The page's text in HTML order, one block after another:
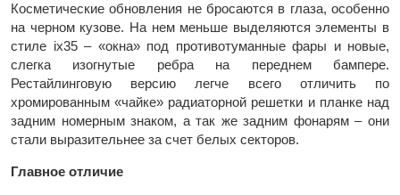
Косметические обновления не бросаются в глаза, особенно
на черном кузове. На нем меньше выделяются элементы в
стиле ix35 – «окна» под противотуманные фары и новые,
слегка изогнутые ребра на переднем бампере.
Рестайлинговую версию легче всего отличить по
хромированным «чайке» радиаторной решетки и планке над
задним номерным знаком, а так же задним фонарям – они
стали выразительнее за счет белых секторов.
Главное отличие